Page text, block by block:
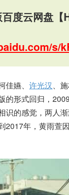
度云网盘
s/
嬿、 许光汉、
的形式回归，
识的感觉，两人
2017年，黄雨萱